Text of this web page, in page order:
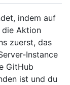
indem auf
die Aktion
zuerst, das
Instance
GitHub
ist und du